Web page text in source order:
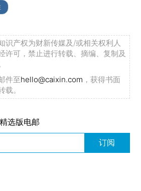
识产权为财新传媒及/或相关权利人
许可，禁止进行转载、摘编、复制及
件至hello@caixin.com ，获得书面
。
选版电邮
订阅